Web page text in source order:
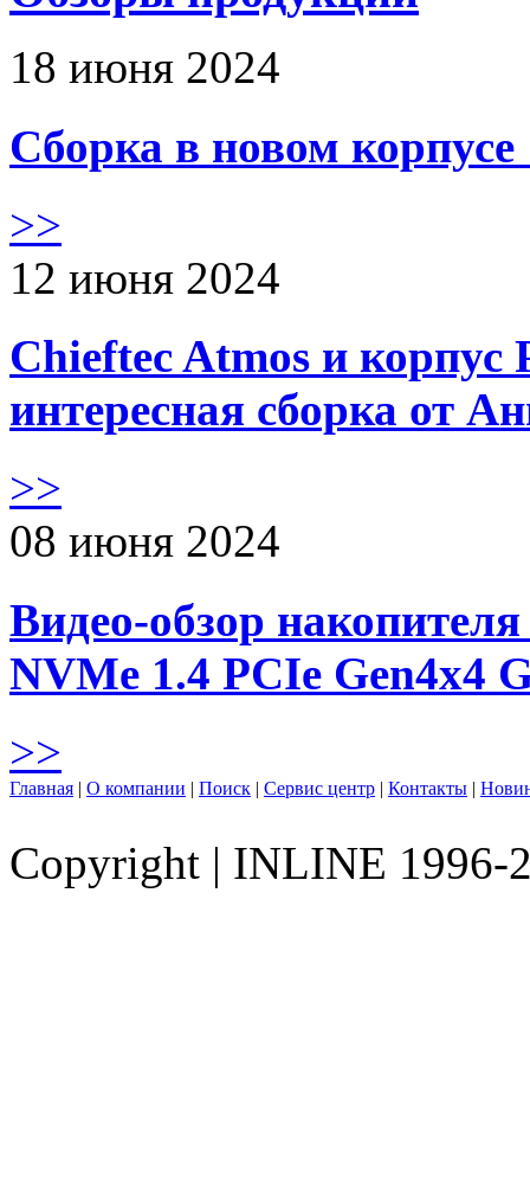
18 июня 2024
Сборка в новом
>>
12 июня 2024
Chieftec Atmos и корпус
интересная сборка от
>>
08 июня 2024
Видео-обзор
NVMe 1.4 PCIe Gen4х4
>>
Главная | О компании | Поиск | Сервис центр | Контакты |
Copyright | INLINE 1996-